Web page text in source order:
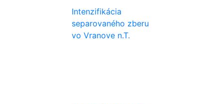
Intenzifikácia
separovaného zberu
vo Vranove n.T.